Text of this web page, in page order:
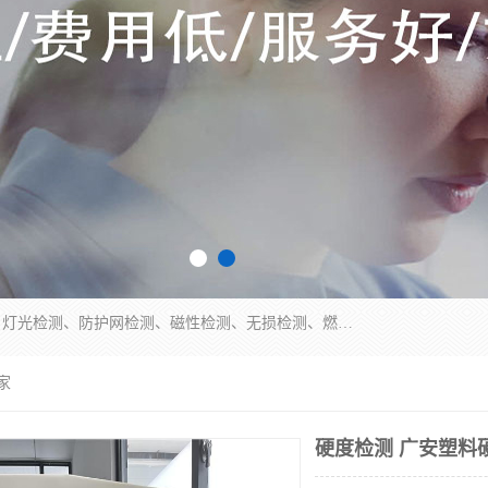
四川纳卡检测服务有限公司主营服务：噪音检测、灯光检测、防护网检测、磁性检测、无损检测、燃烧等级检测；本着严谨、规范的态度严格执行国家现行标准、规范及规程，奉行“科学公正、准确、持续改进、诚信服务”的企业价值和“科学、信誉、服务”的企业宗旨，竭诚为广大客户服务。
硬度检测 广安塑料